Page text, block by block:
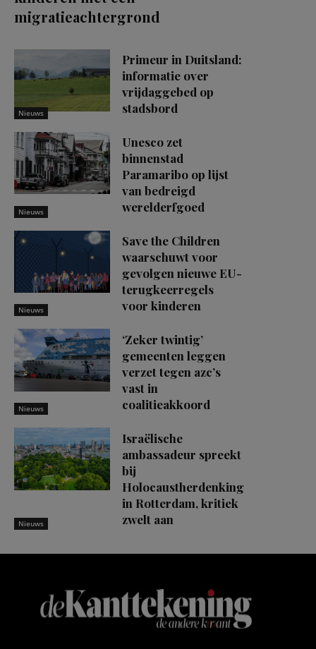
migratieachtergrond
Nieuws
Primeur in Duitsland:
informatie over
vrijdaggebed op
stadsbord
Nieuws
Unesco zet
binnenstad
Paramaribo op lijst
van bedreigd
werelderfgoed
Nieuws
Save the Children
waarschuwt voor
gevolgen nieuwe EU-
terugkeerregels
voor kinderen
Nieuws
‘Zeker twintig’
gemeenten leggen
verzet tegen azc’s
vast in
coalitieakkoord
Nieuws
Israëlische
ambassadeur spreekt
bij
Holocaustherdenking
in Rotterdam, kritiek
zwelt aan